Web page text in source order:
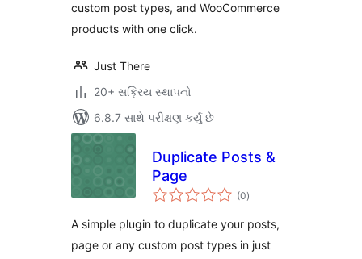
custom post types, and WooCommerce
products with one click.
Just There
20+ સક્રિય સ્થાપનો
6.8.7 સાથે પરીક્ષણ કર્યું છે
Duplicate Posts &
Page
(0કુલ
રેટિંગ્સ
)
A simple plugin to duplicate your posts,
page or any custom post types in just